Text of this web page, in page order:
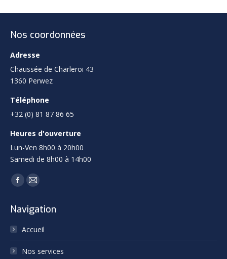
Nos coordonnées
Adresse
Chaussée de Charleroi 43
1360 Perwez
Téléphone
+32 (0) 81 87 86 65
Heures d'ouverture
Lun-Ven 8h00 à 20h00
Samedi de 8h00 à 14h00
Trouvez nous sur :
Facebook
opens
in
new
window
Mail
opens
new
window
Navigation
Accueil
Nos services